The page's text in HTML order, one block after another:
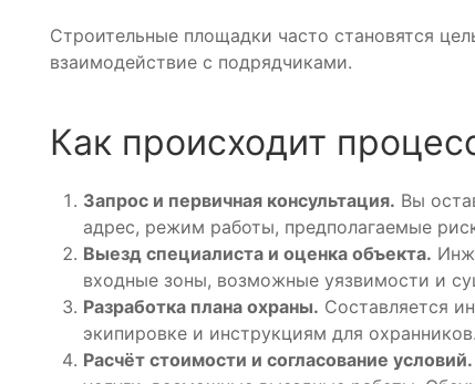
Строительные площадки часто становятся
взаимодействие с подрядчиками.
Как происходит
Запрос и первичная консультация. Вы
адрес, режим работы, предполагаемые
Выезд специалиста и оценка объекта.
входные зоны, возможные уязвимости и
Разработка плана охраны. Составляется
экипировке и инструкциям для охранников.
Расчёт стоимости и согласование условий.